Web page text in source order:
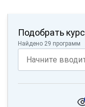
Подобрать курс
Найдено 29 программ